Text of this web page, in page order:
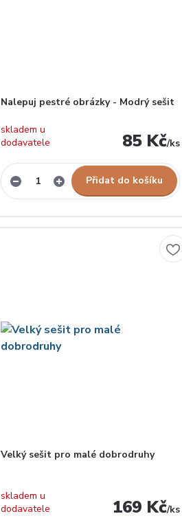
Nalepuj pestré obrázky - Modrý sešit
85 Kč/ks
skladem u
dodavatele
Přidat do košíku
Velký sešit pro malé dobrodruhy
169 Kč/ks
skladem u
dodavatele